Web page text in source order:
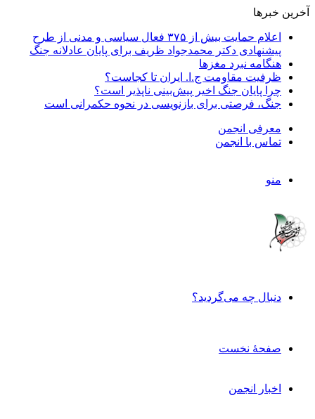
آخرین خبرها
اعلام حمایت بیش از ۳۷۵ فعال سیاسی و مدنی از طرح
پیشنهادی دکتر محمدجواد ظریف برای پایان عادلانه جنگ
هنگامه نبرد مغزها
ظرفیت مقاومت ج.ا. ایران تا کجاست؟
چرا پایان جنگ اخیر پیش‌بینی ناپذیر است؟
جنگ، فرصتی برای بازنویسی در نحوه حکمرانی است
معرفی انجمن
تماس با انجمن
منو
دنبال چه می‌گردید؟
صفحۀ نخست
اخبار انجمن